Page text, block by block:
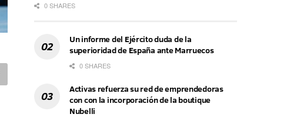
0 SHARES
Un informe del Ejército duda de la
superioridad de España ante Marruecos
0 SHARES
Activas refuerza su red de emprendedoras
con con la incorporación de la boutique
Nubelli